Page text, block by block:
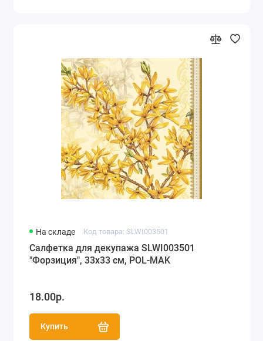
На складе Код товара: SLWI003501
Салфетка для декупажа SLWI003501
"Форзиция", 33х33 см, POL-MAK
18.00р.
Купить